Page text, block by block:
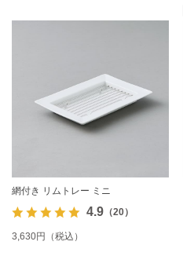
網付き リムトレー ミニ
4.9（20）
3,630円（税込）